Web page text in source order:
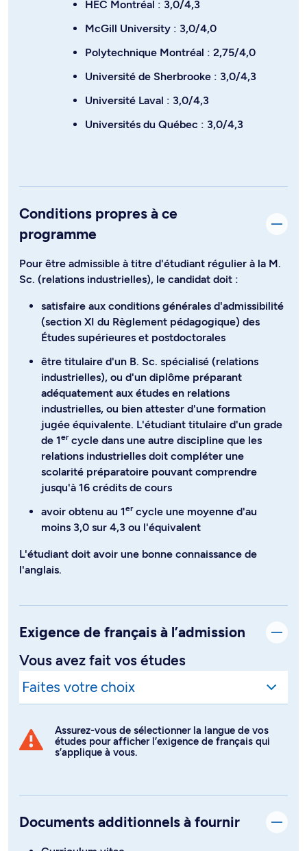
HEC Montréal : 3,0/4,3
McGill University : 3,0/4,0
Polytechnique Montréal : 2,75/4,0
Université de Sherbrooke : 3,0/4,3
Université Laval : 3,0/4,3
Universités du Québec : 3,0/4,3
Conditions propres à ce
programme
Pour être admissible à titre d'étudiant régulier à la M.
Sc. (relations industrielles), le candidat doit :
satisfaire aux conditions générales d'admissibilité
(section XI du Règlement pédagogique) des
Études supérieures et postdoctorales
être titulaire d'un B. Sc. spécialisé (relations
industrielles), ou d'un diplôme préparant
adéquatement aux études en relations
industrielles, ou bien attester d'une formation
jugée équivalente. L'étudiant titulaire d'un grade
de 1ercycle dans une autre discipline que les
relations industrielles doit compléter une
scolarité préparatoire pouvant comprendre
jusqu'à 16 crédits de cours
avoir obtenu au 1ercycle une moyenne d'au
moins 3,0 sur 4,3 ou l'équivalent
L'étudiant doit avoir une bonne connaissance de
l'anglais.
Exigence de français à l’admission
Vous avez fait vos études
Assurez-vous de sélectionner la langue de vos
études pour afficher l’exigence de français qui
s’applique à vous.
Documents additionnels à fournir